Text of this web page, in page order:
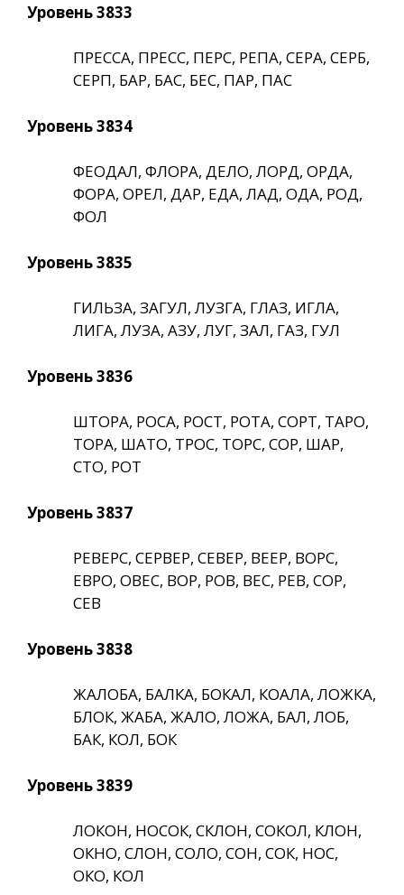
Уровень 3833
ПРЕССА, ПРЕСС, ПЕРС, РЕПА, СЕРА, СЕРБ,
СЕРП, БАР, БАС, БЕС, ПАР, ПАС
Уровень 3834
ФЕОДАЛ, ФЛОРА, ДЕЛО, ЛОРД, ОРДА,
ФОРА, ОРЕЛ, ДАР, ЕДА, ЛАД, ОДА, РОД,
ФОЛ
Уровень 3835
ГИЛЬЗА, ЗАГУЛ, ЛУЗГА, ГЛАЗ, ИГЛА,
ЛИГА, ЛУЗА, АЗУ, ЛУГ, ЗАЛ, ГАЗ, ГУЛ
Уровень 3836
ШТОРА, РОСА, РОСТ, РОТА, СОРТ, ТАРО,
ТОРА, ШАТО, ТРОС, ТОРС, СОР, ШАР,
СТО, РОТ
Уровень 3837
РЕВЕРС, СЕРВЕР, СЕВЕР, ВЕЕР, ВОРС,
ЕВРО, ОВЕС, ВОР, РОВ, ВЕС, РЕВ, СОР,
СЕВ
Уровень 3838
ЖАЛОБА, БАЛКА, БОКАЛ, КОАЛА, ЛОЖКА,
БЛОК, ЖАБА, ЖАЛО, ЛОЖА, БАЛ, ЛОБ,
БАК, КОЛ, БОК
Уровень 3839
ЛОКОН, НОСОК, СКЛОН, СОКОЛ, КЛОН,
ОКНО, СЛОН, СОЛО, СОН, СОК, НОС,
ОКО, КОЛ